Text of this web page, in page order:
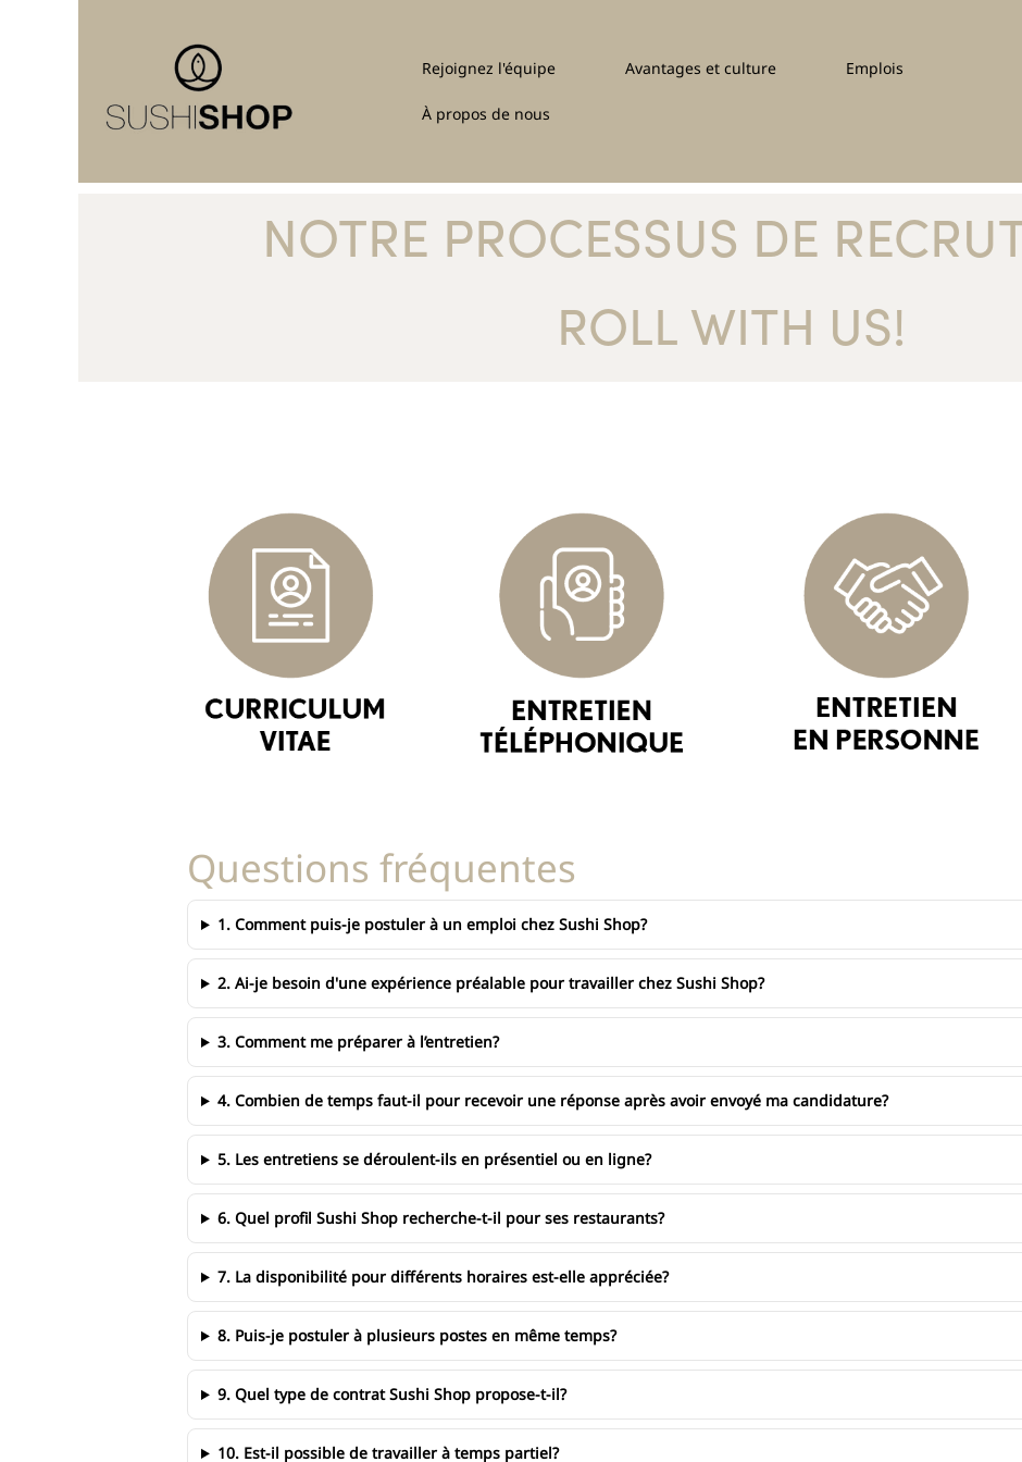
Rejoignez l'équipe Avantages et culture Emplois
À propos de nous
NOTRE PROCESSUS DE
ROLL WITH US!
Questions fréquentes
1. Comment puis-je postuler à un emploi chez Sushi Shop?
2. Ai-je besoin d'une expérience préalable pour travailler chez Sushi Shop?
3. Comment me préparer à l’entretien?
4. Combien de temps faut-il pour recevoir une réponse après avoir envoyé ma candidature?
5. Les entretiens se déroulent-ils en présentiel ou en ligne?
6. Quel profil Sushi Shop recherche-t-il pour ses restaurants?
7. La disponibilité pour différents horaires est-elle appréciée?
8. Puis-je postuler à plusieurs postes en même temps?
9. Quel type de contrat Sushi Shop propose-t-il?
10. Est-il possible de travailler à temps partiel?